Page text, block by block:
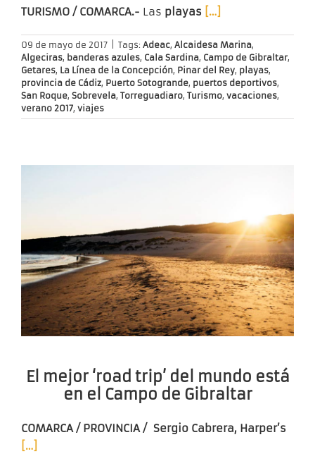
TURISMO / COMARCA.- Las playas […]
09 de mayo de 2017 Tags: Adeac, Alcaidesa Marina,
Algeciras, banderas azules, Cala Sardina, Campo de Gibraltar,
Getares, La Línea de la Concepción, Pinar del Rey, playas,
provincia de Cádiz, Puerto Sotogrande, puertos deportivos,
San Roque, Sobrevela, Torreguadiaro, Turismo, vacaciones,
verano 2017, viajes
El mejor ‘road trip’ del mundo está
en el Campo de Gibraltar
COMARCA / PROVINCIA / Sergio Cabrera, Harper’s
[…]